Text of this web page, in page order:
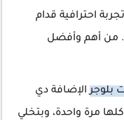
احترافية قدام
من أهم وأفضل
الإضافة دي
مرة واحدة، وبتخلي